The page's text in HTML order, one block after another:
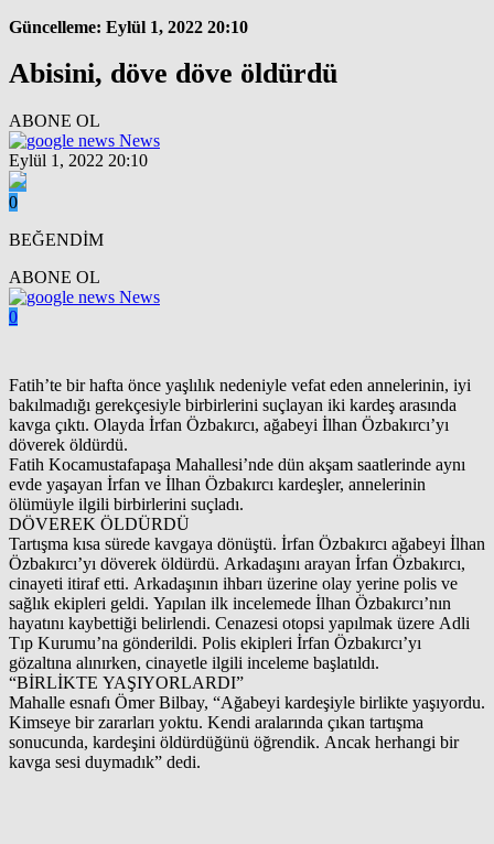
Güncelleme: Eylül 1, 2022 20:10
Abisini, döve döve öldürdü
ABONE OL
News
Eylül 1, 2022 20:10
0
BEĞENDİM
ABONE OL
News
0
Fatih’te bir hafta önce yaşlılık nedeniyle vefat eden annelerinin, iyi
bakılmadığı gerekçesiyle birbirlerini suçlayan iki kardeş arasında
kavga çıktı. Olayda İrfan Özbakırcı, ağabeyi İlhan Özbakırcı’yı
döverek öldürdü.
Fatih Kocamustafapaşa Mahallesi’nde dün akşam saatlerinde aynı
evde yaşayan İrfan ve İlhan Özbakırcı kardeşler, annelerinin
ölümüyle ilgili birbirlerini suçladı.
DÖVEREK ÖLDÜRDÜ
Tartışma kısa sürede kavgaya dönüştü. İrfan Özbakırcı ağabeyi İlhan
Özbakırcı’yı döverek öldürdü. Arkadaşını arayan İrfan Özbakırcı,
cinayeti itiraf etti. Arkadaşının ihbarı üzerine olay yerine polis ve
sağlık ekipleri geldi. Yapılan ilk incelemede İlhan Özbakırcı’nın
hayatını kaybettiği belirlendi. Cenazesi otopsi yapılmak üzere Adli
Tıp Kurumu’na gönderildi. Polis ekipleri İrfan Özbakırcı’yı
gözaltına alınırken, cinayetle ilgili inceleme başlatıldı.
“BİRLİKTE YAŞIYORLARDI”
Mahalle esnafı Ömer Bilbay, “Ağabeyi kardeşiyle birlikte yaşıyordu.
Kimseye bir zararları yoktu. Kendi aralarında çıkan tartışma
sonucunda, kardeşini öldürdüğünü öğrendik. Ancak herhangi bir
kavga sesi duymadık” dedi.